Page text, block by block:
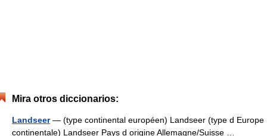
Mira otros diccionarios:
Landseer— (type continental européen) Landseer (type d Europe
continentale) Landseer Pays d origine Allemagne/Suisse …